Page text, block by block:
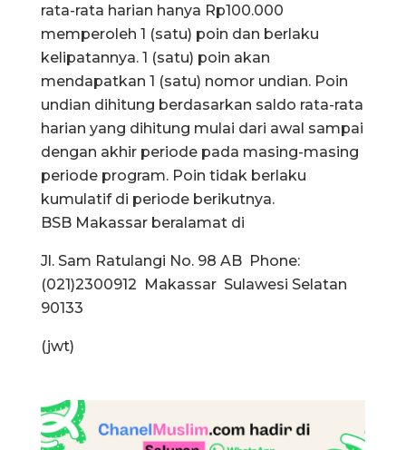
rata-rata harian hanya Rp100.000
memperoleh 1 (satu) poin dan berlaku
kelipatannya. 1 (satu) poin akan
mendapatkan 1 (satu) nomor undian. Poin
undian dihitung berdasarkan saldo rata-rata
harian yang dihitung mulai dari awal sampai
dengan akhir periode pada masing-masing
periode program. Poin tidak berlaku
kumulatif di periode berikutnya.
BSB Makassar beralamat di
Jl. Sam Ratulangi No. 98 AB Phone:
(021)2300912 Makassar Sulawesi Selatan
90133
(jwt)